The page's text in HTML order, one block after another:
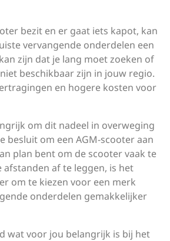
bezit en er gaat iets kapot, kan
vervangende onderdelen een
zijn dat je lang moet zoeken of
beschikbaar zijn in jouw regio.
en hogere kosten voor
om dit nadeel in overweging
besluit om een AGM-scooter aan
plan bent om de scooter vaak te
afstanden af te leggen, is het
om te kiezen voor een merk
onderdelen gemakkelijker
wat voor jou belangrijk is bij het